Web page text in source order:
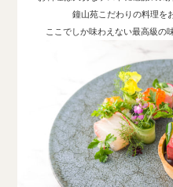
鐘山苑こだわりの料理を
ここでしか味わえない最高級の